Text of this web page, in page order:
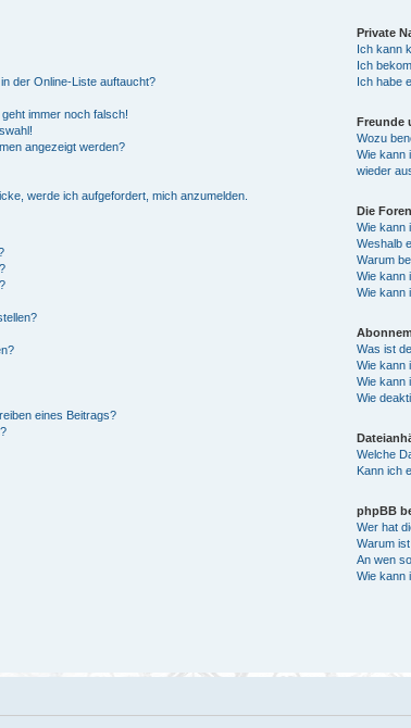
der Online-Liste auftaucht?
immer noch falsch!
angezeigt werden?
werde ich aufgefordert, mich anzumelden.
eines Beitrags?
Private
Ich kann
Ich
Ich habe
Freunde
Wozu
Wie kann
wieder
Die
Wie kann
Weshalb
Warum
Wie kann
Wie kann
Was ist
Wie kann
Wie kann
Wie
Welche
Kann ich
phpBB
Wer hat
Warum
An wen
Wie kann